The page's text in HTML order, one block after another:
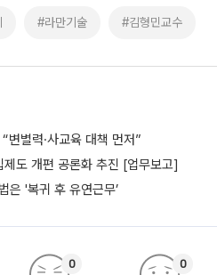
#라만기술 #김형민교수
변별력·사교육 대책 먼저”
도 개편 공론화 추진 [업무보고]
은 '복귀 후 유연근무’
0 0